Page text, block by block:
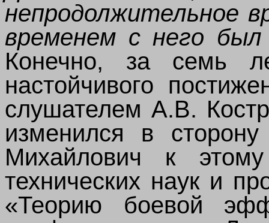
непродолжительное
временем с него
Конечно, за семь
настойчивого
слушателем А.В.
изменился в
Михайлович к
технических наук и
«Теорию боевой